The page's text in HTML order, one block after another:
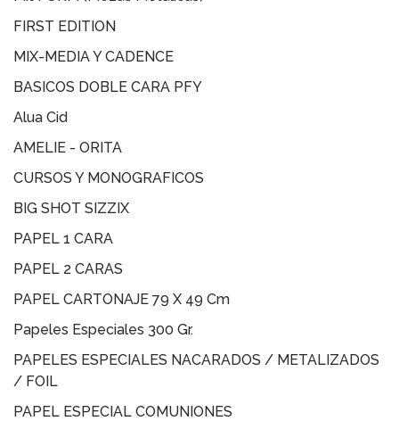
FIRST EDITION
MIX-MEDIA Y CADENCE
BASICOS DOBLE CARA PFY
Alua Cid
AMELIE - ORITA
CURSOS Y MONOGRAFICOS
BIG SHOT SIZZIX
PAPEL 1 CARA
PAPEL 2 CARAS
PAPEL CARTONAJE 79 X 49 Cm
Papeles Especiales 300 Gr.
PAPELES ESPECIALES NACARADOS / METALIZADOS
/ FOIL
PAPEL ESPECIAL COMUNIONES